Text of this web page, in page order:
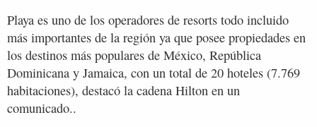
Playa es uno de los operadores de resorts todo incluido
más importantes de la región ya que posee propiedades en
los destinos más populares de México, República
Dominicana y Jamaica, con un total de 20 hoteles (7.769
habitaciones), destacó la cadena Hilton en un
comunicado..